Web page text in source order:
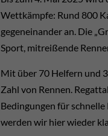
Wettkämpfe: Rund 800
gegeneinander an. Die
Sport, mitreißende
Mit über 70 Helfern und
Zahl von Rennen.
Bedingungen für
werden wir hier wieder